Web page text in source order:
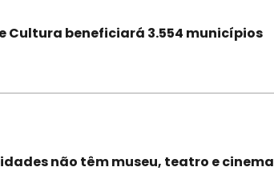
Cultura beneficiará 3.554 municípios
não têm museu, teatro e cinema